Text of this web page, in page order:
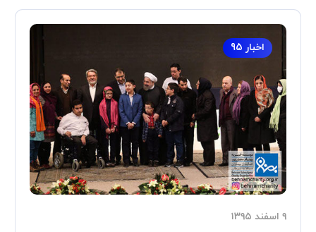
اخبار 95
۹ اسفند ۱۳۹۵